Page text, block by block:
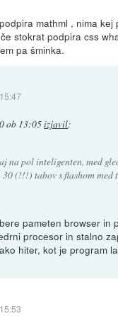
mathml , nima kej
stokrat podpira css
pa šminka.
ob 13:05izjavil:
na pol inteligenten, med
(!!!) tabov s flashom med
pameten browser in
procesor in stalno
hiter, kot je program